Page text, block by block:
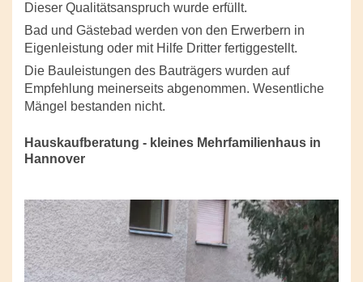
Dieser Qualitätsanspruch wurde erfüllt.
Bad und Gästebad werden von den Erwerbern in
Eigenleistung oder mit Hilfe Dritter fertiggestellt.
Die Bauleistungen des Bauträgers wurden auf
Empfehlung meinerseits abgenommen. Wesentliche
Mängel bestanden nicht.
Hauskaufberatung - kleines Mehrfamilienhaus in
Hannover